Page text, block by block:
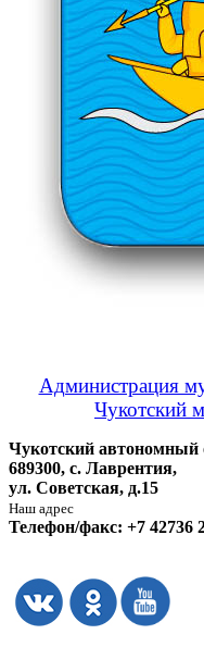
Администрация
Чукотский
Чукотский автономный
689300, с. Лаврентия,
ул. Советская, д.15
Наш адрес
Телефон/факс: +7 42736